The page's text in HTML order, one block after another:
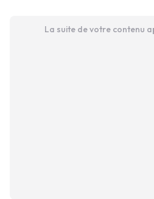
La suite de votre contenu